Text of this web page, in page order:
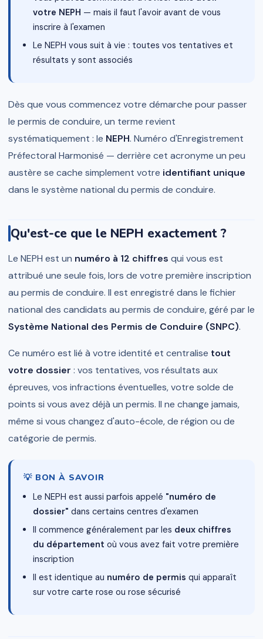
votre NEPH — mais il faut l'avoir avant de vous
inscrire à l'examen
Le NEPH vous suit à vie : toutes vos tentatives et
résultats y sont associés
Dès que vous commencez votre démarche pour passer
le permis de conduire, un terme revient
systématiquement : le NEPH. Numéro d'Enregistrement
Préfectoral Harmonisé — derrière cet acronyme un peu
austère se cache simplement votre identifiant unique
dans le système national du permis de conduire.
Qu'est-ce que le NEPH exactement ?
Le NEPH est un numéro à 12 chiffres qui vous est
attribué une seule fois, lors de votre première inscription
au permis de conduire. Il est enregistré dans le fichier
national des candidats au permis de conduire, géré par le
Système National des Permis de Conduire (SNPC).
Ce numéro est lié à votre identité et centralise tout
votre dossier : vos tentatives, vos résultats aux
épreuves, vos infractions éventuelles, votre solde de
points si vous avez déjà un permis. Il ne change jamais,
même si vous changez d'auto-école, de région ou de
catégorie de permis.
💡 BON À SAVOIR
Le NEPH est aussi parfois appelé "numéro de
dossier" dans certains centres d'examen
Il commence généralement par les deux chiffres
du département où vous avez fait votre première
inscription
Il est identique au numéro de permis qui apparaît
sur votre carte rose ou rose sécurisé